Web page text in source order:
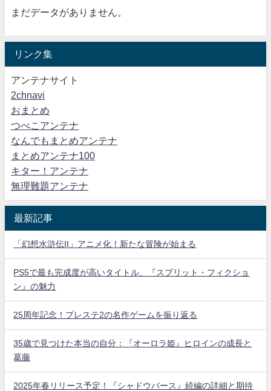
まだデータがありません。
リンク集
アンテナサイト
2chnavi
おまとめ
つべこアンテナ
なんでもまとめアンテナ
まとめアンテナ100
キター！アンテナ
無理難題アンテナ
最新記事
「幻想水滸伝II」アニメ化！新たな冒険が始まる
PS5で最も完成度が高いタイトル、『スプリット・フィクショ
ン』の魅力
25周年記念！プレステ2の名作ゲームを振り返る
35歳で見つけた本当の自分：『オーロラ姫』ヒロインの成長と
葛藤
2025年春リリース予定！『シャドウバース』続編の詳細と期待